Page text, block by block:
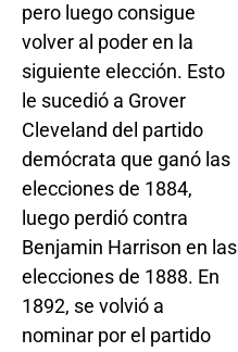
pero luego consigue
volver al poder en la
siguiente elección. Esto
le sucedió a Grover
Cleveland del partido
demócrata que ganó las
elecciones de 1884,
luego perdió contra
Benjamin Harrison en las
elecciones de 1888. En
1892, se volvió a
nominar por el partido